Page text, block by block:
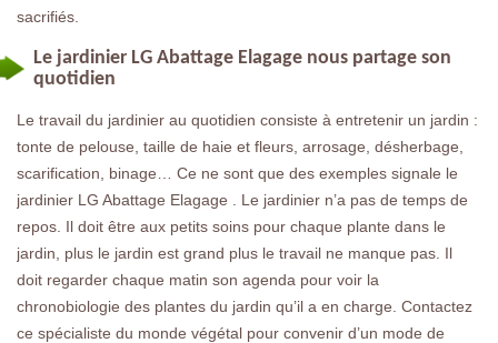
sacrifiés.
Le jardinier LG Abattage Elagage nous partage son
quotidien
Le travail du jardinier au quotidien consiste à entretenir un jardin :
tonte de pelouse, taille de haie et fleurs, arrosage, désherbage,
scarification, binage… Ce ne sont que des exemples signale le
jardinier LG Abattage Elagage . Le jardinier n’a pas de temps de
repos. Il doit être aux petits soins pour chaque plante dans le
jardin, plus le jardin est grand plus le travail ne manque pas. Il
doit regarder chaque matin son agenda pour voir la
chronobiologie des plantes du jardin qu’il a en charge. Contactez
ce spécialiste du monde végétal pour convenir d’un mode de